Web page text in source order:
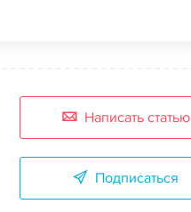
Написать статью
Подписаться